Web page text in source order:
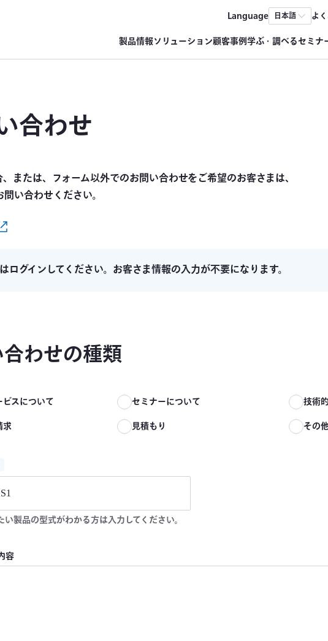
Language 日本語 よ
製品情報ソリューション顧客事例学ぶ・調べるセミナ
合わせ
または、フォーム以外でのお問い合わせをご希望のお客さまは、
い合わせください。
ログインしてください。お客さま情報の入力が不要になります。
わせの種類
スについて セミナーについて
技術
求
見積もり その
い製品の型式がわかる方は入力してください。
容